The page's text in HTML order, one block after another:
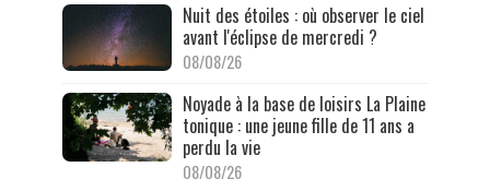
Nuit des étoiles : où observer le ciel
avant l'éclipse de mercredi ?
08/08/26
Noyade à la base de loisirs La Plaine
tonique : une jeune fille de 11 ans a
perdu la vie
08/08/26